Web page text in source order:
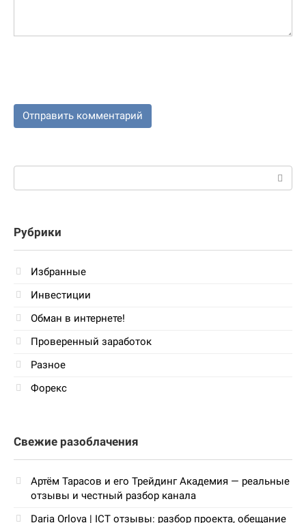
Поиск:
Рубрики
Избранные
Инвестиции
Обман в интернете!
Проверенный заработок
Разное
Форекс
Свежие разоблачения
Артём Тарасов и его Трейдинг Академия — реальные
отзывы и честный разбор канала
Daria Orlova | ICT отзывы: разбор проекта, обещание